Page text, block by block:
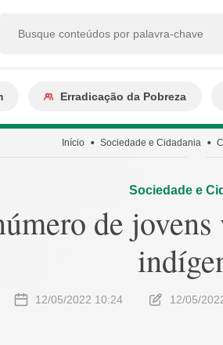
Erradicação da Pobreza
Início Sociedade e Cidadania
Sociedade e
de
12/05/2022 10:24 12/05/